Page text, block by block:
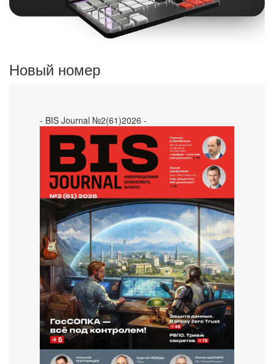
Новый номер
- BIS Journal №2(61)2026 -